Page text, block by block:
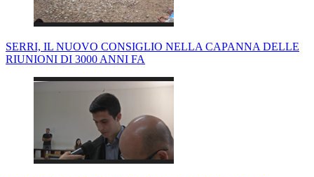
SERRI, IL NUOVO CONSIGLIO NELLA CAPANNA DELLE
RIUNIONI DI 3000 ANNI FA